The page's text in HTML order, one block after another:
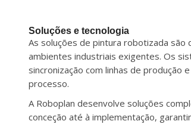
Soluções e tecnologia
As soluções de pintura robotizada
ambientes industriais exigentes. Os
sincronização com linhas de produção
processo.
A Roboplan desenvolve soluções
conceção até à implementação,